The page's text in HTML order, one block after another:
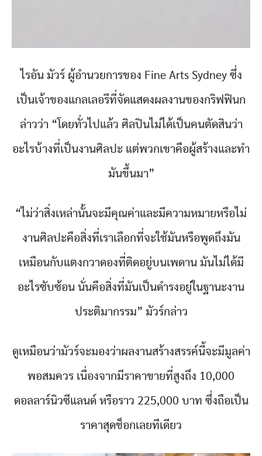
ไรอัน มัวร์ ผู้อำนวยการของ Fine Arts Sydney ซึ่ง
เป็นเจ้าของแกลเลอรีที่จัดแสดงผลงานของกริฟฟินก
ล่าวว่า “โดยทั่วไปแล้ว ศิลปินไม่ได้เป็นคนตัดสินว่า
อะไรบ้างที่เป็นงานศิลปะ แต่พวกเขาคือผู้สร้างและทำ
มันขึ้นมา”
“ไม่ว่าสิ่งเหล่านั้นจะมีคุณค่าและมีความหมายหรือไม่
งานศิลปะคือสิ่งที่เราเลือกที่จะใช้มันหรือพูดถึงมัน
เหมือนกับแตงกวาดองที่ติดอยู่บนเพดาน มันไม่ได้มี
อะไรซับซ้อน นั่นคือสิ่งที่มันเป็นดำรงอยู่ในฐานะงาน
ประติมากรรม” มัวร์กล่าว
ดูเหมือนว่ามัวร์จะมองว่าผลงานสร้างสรรค์นี้จะมีมูลค่า
พอสมควร เนื่องจากมีราคาขายที่สูงถึง 10,000
ดอลลาร์นิวซีแลนด์ หรือราว 225,000 บาท ซึ่งถือเป็น
ราคาสุดช็อกเลยทีเดียว